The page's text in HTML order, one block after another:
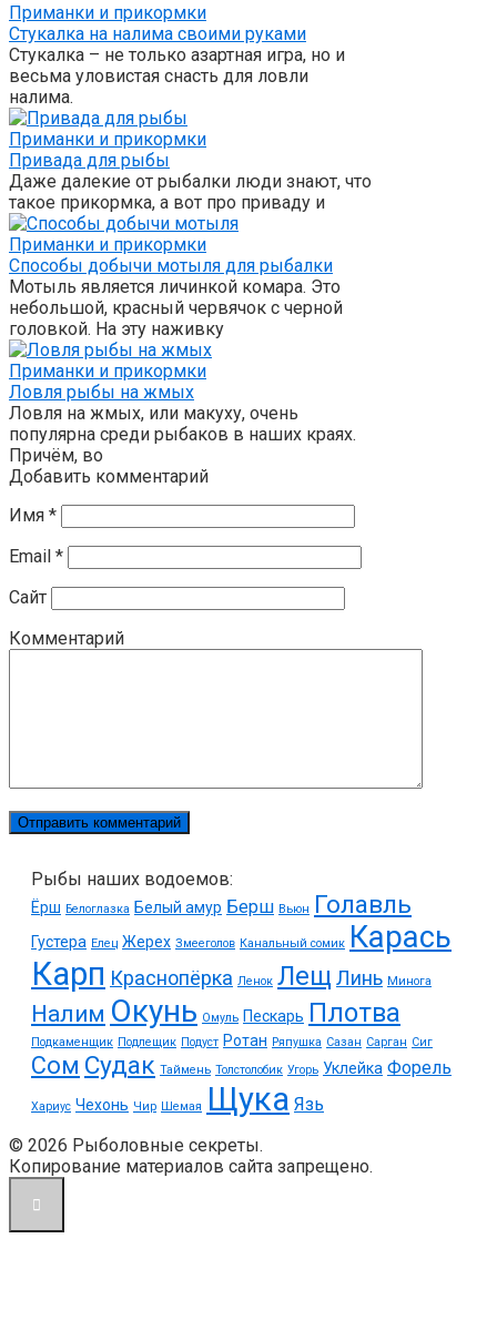
Приманки и прикормки
Стукалка на налима своими руками
Стукалка – не только азартная игра, но и
весьма уловистая снасть для ловли
налима.
Приманки и прикормки
Привада для рыбы
Даже далекие от рыбалки люди знают, что
такое прикормка, а вот про приваду и
Приманки и прикормки
Способы добычи мотыля для рыбалки
Мотыль является личинкой комара. Это
небольшой, красный червячок с черной
головкой. На эту наживку
Приманки и прикормки
Ловля рыбы на жмых
Ловля на жмых, или макуху, очень
популярна среди рыбаков в наших краях.
Причём, во
Добавить комментарий
Имя *
Email *
Сайт
Комментарий
Рыбы наших водоемов:
Ёрш Белоглазка Белый амур Берш Вьюн Голавль
Густера Елец Жерех Змееголов Канальный сомик Карась
Карп Краснопёрка Ленок ЛещЛинь Минога
Налим Окунь Омуль Пескарь Плотва
Подкаменщик Подлещик Подуст Ротан Ряпушка Сазан Сарган Сиг
Сом Судак Таймень Толстолобик Угорь Уклейка Форель
Хариус Чехонь Чир Шемая Щука Язь
© 2026 Рыболовные секреты.
Копирование материалов сайта запрещено.